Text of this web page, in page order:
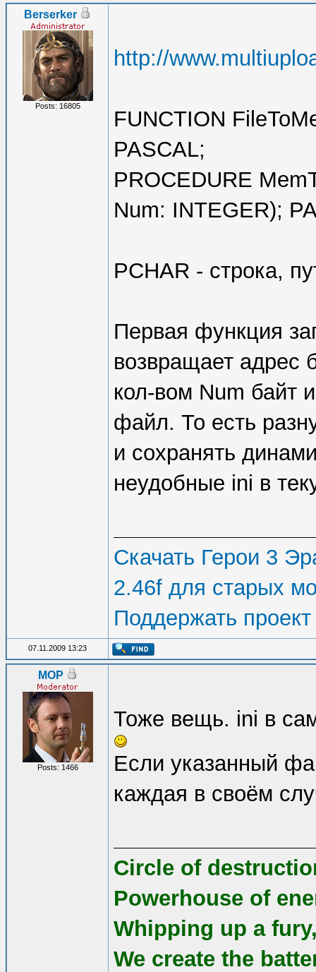
Berserker
Posts: 16805
http://
FUNCTION
PASCAL;
PROCEDURE
Num: INTEGER);
PCHAR - строка,
Первая функция
возвращает адрес
кол-вом Num байт
файл. То есть
и сохранять
неудобные ini в
Скачать Герои 3
2.46f для старых
Поддержать проект
07.11.2009 13:23
MOP
Posts: 1466
Тоже вещь. ini в
Если указанный
каждая в своём
Circle of
Powerhouse of
Whipping up a
We create the